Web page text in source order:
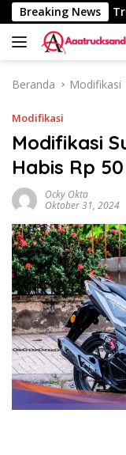
Langsung
ke
konten
Breaking News
Km Truk
Beranda Modifikasi
Modifikasi
Modifikasi
Habis Rp
Ocky Okta
Oktober 31, 2024